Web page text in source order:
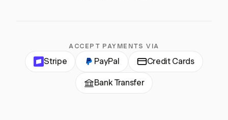
ACCEPT PAYMENTS VIA
Stripe PayPal Credit Cards
Bank Transfer